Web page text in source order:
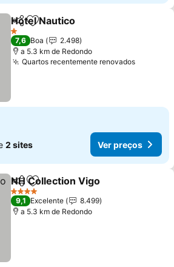
PartilharAdicionar aos favoritos
Hotel Nautico
1 Estrelas
7,6 Boa
2.498
a 5.3 km de Redondo
Quartos recentemente renovados
2 sites Ver preços
PartilharAdicionar aos favoritos
NH Collection Vigo
4 Estrelas
9,1 Excelente
8.499
a 5.3 km de Redondo